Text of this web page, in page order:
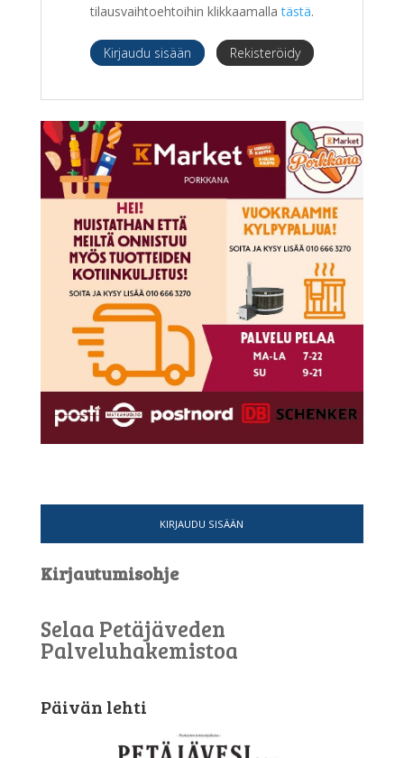
tilausvaihtoehtoihin klikkaamallatästä.
Kirjaudu sisään Rekisteröidy
KIRJAUDU SISÄÄN
Kirjautumisohje
Selaa Petäjäveden
Palveluhakemistoa
Päivän lehti